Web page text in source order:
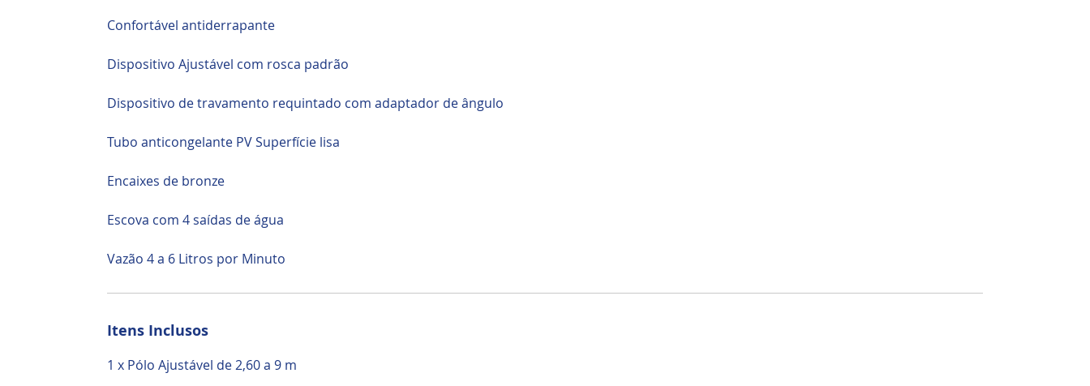
Confortável antiderrapante
Dispositivo Ajustável com rosca padrão
Dispositivo de travamento requintado com adaptador de ângulo
Tubo anticongelante PV Superfície lisa
Encaixes de bronze
Escova com 4 saídas de água
Vazão 4 a 6 Litros por Minuto
Itens Inclusos
1 x Pólo Ajustável de 2,60 a 9 m